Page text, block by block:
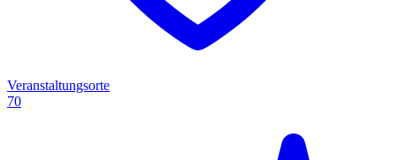
Veranstaltungsorte
70